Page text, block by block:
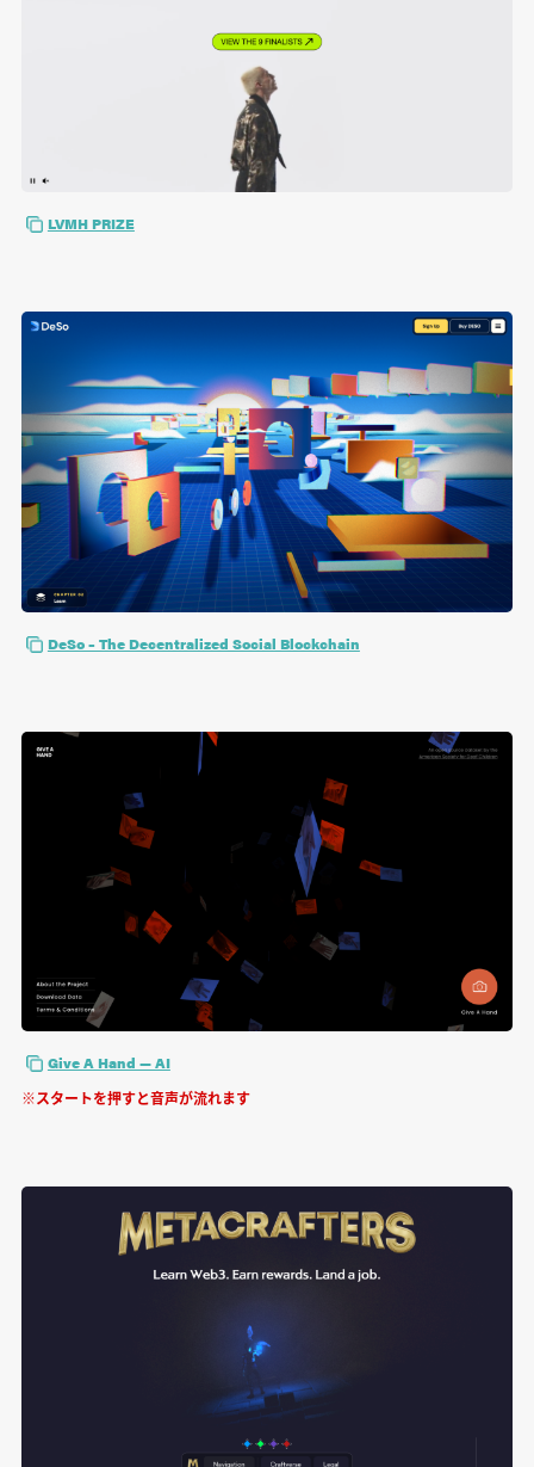
LVMH PRIZE
DeSo – The Decentralized Social Blockchain
Give A Hand — AI
※スタートを押すと音声が流れます